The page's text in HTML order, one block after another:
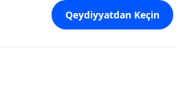
Qeydiyyatdan Keçin